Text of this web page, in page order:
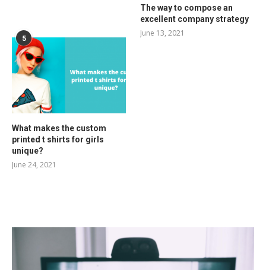
The way to compose an
excellent company strategy
June 13, 2021
5
What makes the custom
printed t shirts for girls
unique?
June 24, 2021